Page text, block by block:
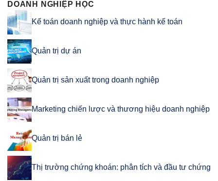
DOANH NGHIỆP HỌC
Kế toán doanh nghiệp và thực hành kế toán
Quản trị dự án
Quản trị sản xuất trong doanh nghiệp
Marketing chiến lược và thương hiệu doanh nghiệp
Quản trị bán lẻ
Thị trường chứng khoán: phân tích và đầu tư chứng